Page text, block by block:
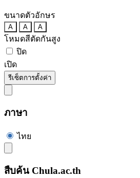
ขนาดตัวอักษร
A A A
โหมดสีตัดกันสูง
ปิด
เปิด
รีเซ็ตการตั้งค่า
ภาษา
ไทย
สืบค้น Chula.ac.th